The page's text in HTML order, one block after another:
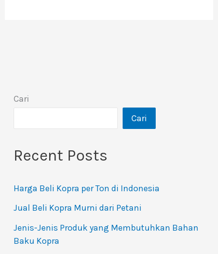
Cari
Cari
Recent Posts
Harga Beli Kopra per Ton di Indonesia
Jual Beli Kopra Murni dari Petani
Jenis-Jenis Produk yang Membutuhkan Bahan
Baku Kopra